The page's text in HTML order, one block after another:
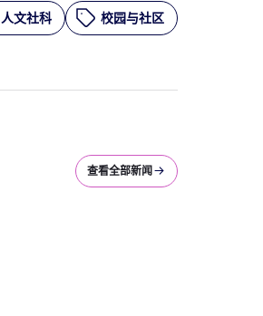
人文社科 校园与社区
查看全部新闻